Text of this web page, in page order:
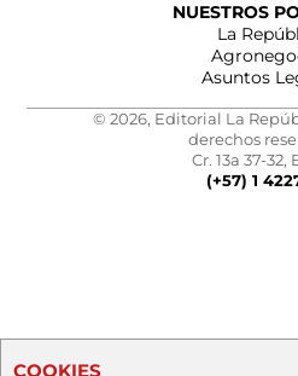
NUESTROS
La
Asuntos
© 2026, Editorial La
derechos
Cr. 13a 37-32,
(+57) 1
COOKIES